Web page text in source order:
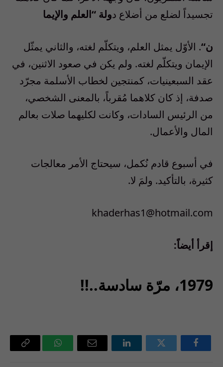
تجسيداً لضلع من أضلاع دولة “العلم والإيما
ن“. الأوّل يمثل العلم، ويتكلّم لغته، والثاني يمثّل
الإيمان ويتكلّم لغته. ولم يكن في صعود الاثنين، في
عقد السبعينيات، كمنتجين لخطاب الأسلمة مجرّد
صدفة، إذ كان كلاهما مُقرباً، بالمعنى الشخصي،
من الرئيس السادات، وكانت لكليهما صلات بعالم
المال والأعمال.
في أسبوع قادم نُكمل، سيحتاج الأمر معالجات
كثيرة، بالتأكيد. ولمَ لا.
khaderhas1@hotmail.com
إقرأ أيضاً:
1979، مرّة سادسة..!!
فيسبوك تويتر لينكدإن
البريد
واتساب Copy